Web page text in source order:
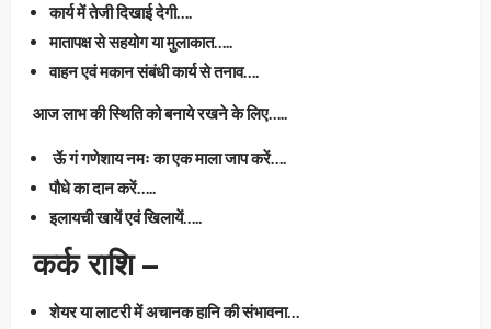
कार्य में तेजी दिखाई देगी….
मातापक्ष से सहयोग या मुलाकात…..
वाहन एवं मकान संबंधी कार्य से तनाव….
आज लाभ की स्थिति को बनाये रखने के लिए…..
ऊॅ गं गणेशाय नमः का एक माला जाप करें….
पौधे का दान करें…..
इलायची खायें एवं खिलायें…..
कर्क राशि –
शेयर या लाटरी में अचानक हानि की संभावना…